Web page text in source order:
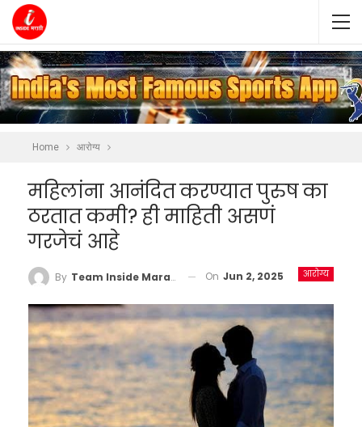
Home आरोग्य
महिलांना आनंदित करण्यात पुरुष का
ठरतात कमी? ही माहिती असणं
गरजेचं आहे
आरोग्य
By Team Inside Marathi On Jun 2, 2025